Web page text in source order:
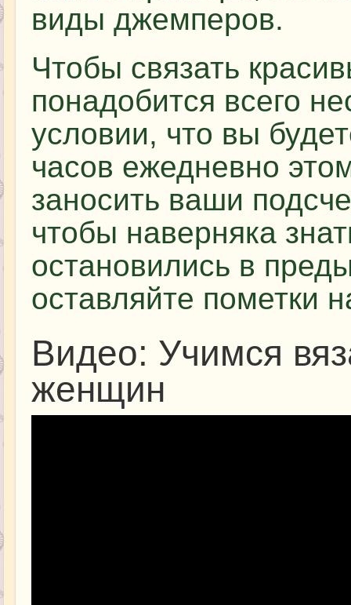
виды джемперов.
Чтобы связать
понадобится всего
условии, что вы
часов ежедневно
заносить ваши
чтобы наверняка
остановились в
оставляйте пометки
Видео: Учимся
женщин